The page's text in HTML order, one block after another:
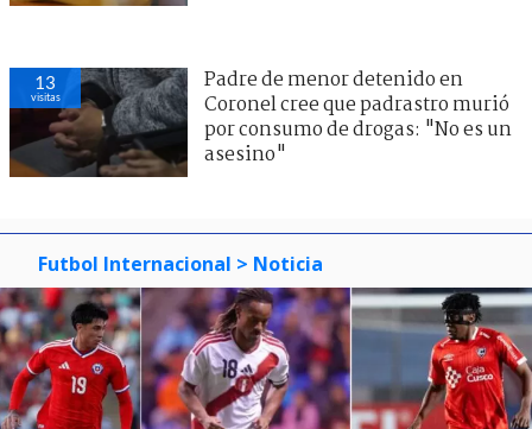
13
visitas
Padre de menor detenido en
Coronel cree que padrastro murió
por consumo de drogas: "No es un
asesino"
Futbol Internacional > Noticia